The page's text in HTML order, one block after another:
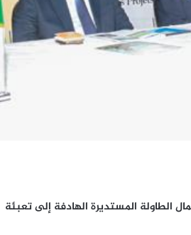
الطاولة المستديرة الهادفة إلى تعبئة